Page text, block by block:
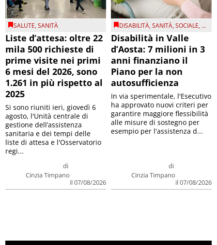
SALUTE,SANITÀ
Liste d’attesa: oltre 22
mila 500 richieste di
prime visite nei primi
6 mesi del 2026, sono
1.261 in più rispetto al
2025
di
Cinzia Timpano
il 07/08/2026
Si sono riuniti ieri, giovedì 6
agosto, l'Unità centrale di
gestione dell’assistenza
sanitaria e dei tempi delle
liste di attesa e l'Osservatorio
regi...
DISABILITÀ,SANITÀ,SOCIALE, ...
Disabilità in Valle
d’Aosta: 7 milioni in 3
anni finanziano il
Piano per la non
autosufficienza
di
Cinzia Timpano
il 07/08/2026
In via sperimentale, l'Esecutivo
ha approvato nuovi criteri per
garantire maggiore flessibilità
alle misure di sostegno per
esempio per l'assistenza d...